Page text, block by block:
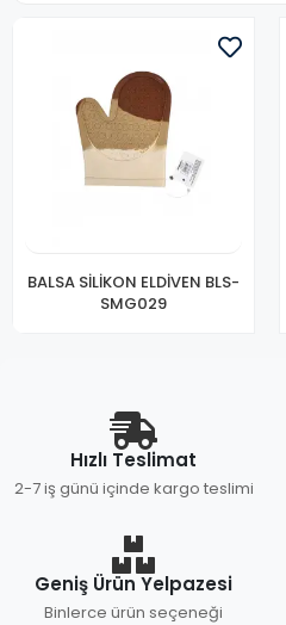
BALSA SİLİKON ELDİVEN BLS-
SMG029
Hızlı Teslimat
2-7 iş günü içinde kargo teslimi
Geniş Ürün Yelpazesi
Binlerce ürün seçeneği